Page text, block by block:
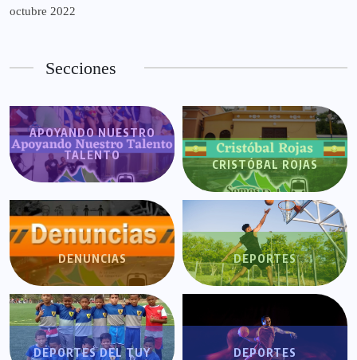
octubre 2022
Secciones
APOYANDO NUESTRO
TALENTO
CRISTÓBAL ROJAS
DENUNCIAS DEPORTES
DEPORTES DEL TUY
DEPORTES